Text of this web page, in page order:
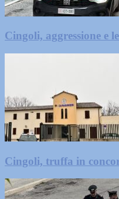
Cingoli, aggressione e
Cingoli, truffa in